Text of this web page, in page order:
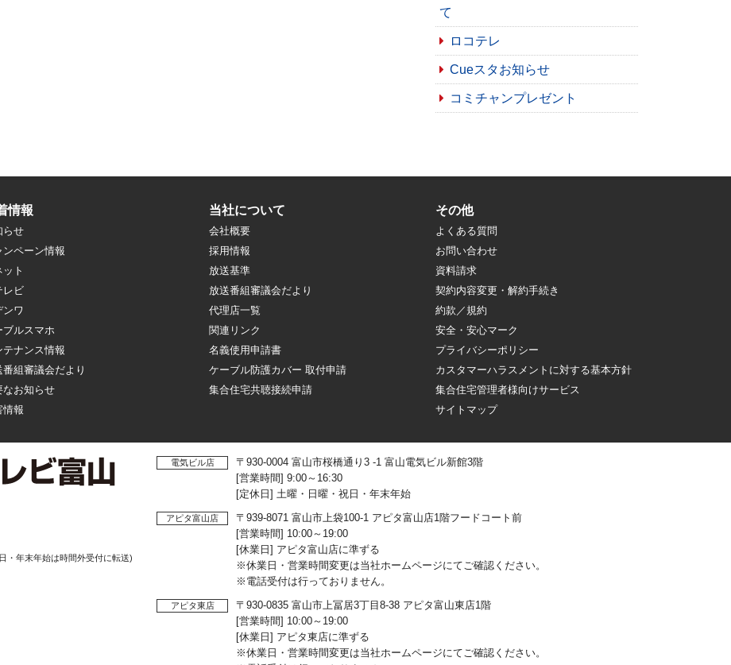
て
ロコテレ
Cueスタお知らせ
コミチャンプレゼント
情報
らせ
ンペーン情報
ト
レビ
ンワ
ブルスマホ
テナンス情報
番組審議会だより
なお知らせ
情報
当社について
会社概要
採用情報
放送基準
放送番組審議会だより
代理店一覧
関連リンク
名義使用申請書
ケーブル防護カバー 取付申請
集合住宅共聴接続申請
その他
よくある質問
お問い合わせ
資料請求
契約内容変更・解約手続き
約款／規約
安全・安心マーク
プライバシーポリシー
カスタマーハラスメントに対する基本方針
集合住宅管理者様向けサービス
サイトマップ
・年末年始は時間外受付に転送)
電気ビル店
〒930-0004 富山市桜橋通り3 -1 富山電気ビル新館3階
[営業時間] 9:00～16:30
[定休日] 土曜・日曜・祝日・年末年始
アピタ富山店
〒939-8071 富山市上袋100-1 アピタ富山店1階フードコート前
[営業時間] 10:00～19:00
[休業日] アピタ富山店に準ずる
※休業日・営業時間変更は当社ホームページにてご確認ください。
※電話受付は行っておりません。
アピタ東店
〒930-0835 富山市上冨居3丁目8-38 アピタ富山東店1階
[営業時間] 10:00～19:00
[休業日] アピタ東店に準ずる
※休業日・営業時間変更は当社ホームページにてご確認ください。